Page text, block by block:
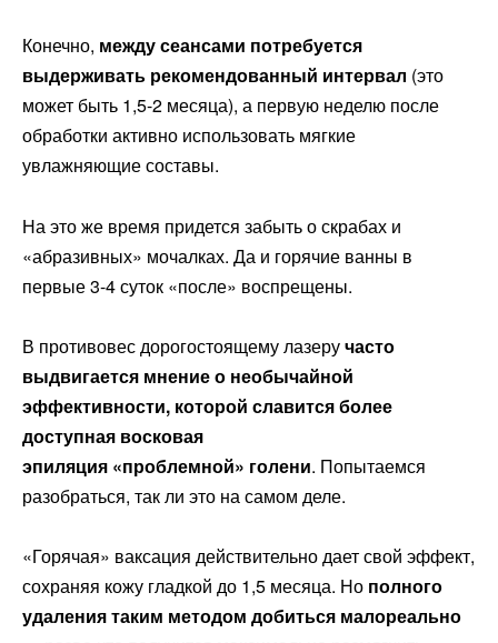
Конечно, между сеансами потребуется
выдерживать рекомендованный интервал (это
может быть 1,5-2 месяца), а первую неделю после
обработки активно использовать мягкие
увлажняющие составы.
На это же время придется забыть о скрабах и
«абразивных» мочалках. Да и горячие ванны в
первые 3-4 суток «после» воспрещены.
В противовес дорогостоящему лазеручасто
выдвигается мнение о необычайной
эффективности, которой славится более
доступная восковая
эпиляция «проблемной» голени. Попытаемся
разобраться, так ли это на самом деле.
«Горячая» ваксация действительно дает свой эффект,
сохраняя кожу гладкой до 1,5 месяца. Но полного
удаления таким методом добиться малореально